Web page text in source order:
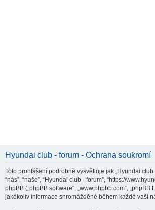
Hyundai club - forum - Ochrana soukromí
Toto prohlášení podrobně vysvětluje jak „Hyundai club
“nás”, “naše”, “Hyundai club - forum”, “https://
phpBB („phpBB software“, „www.phpbb.com“, „phpBB
jakékoliv informace shromážděné během každé vaší